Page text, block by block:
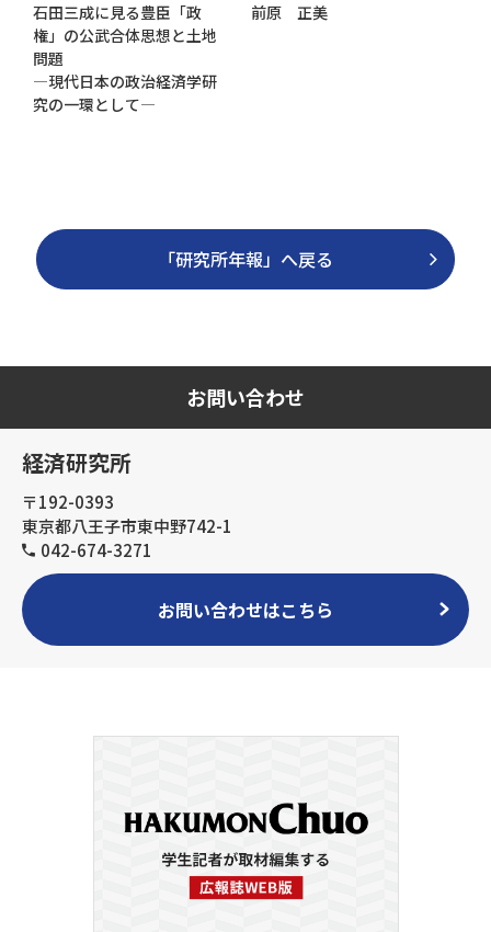
石田三成に見る豊臣「政
権」の公武合体思想と土地
問題
―現代日本の政治経済学研
究の一環として―
前原 正美
「研究所年報」へ戻る
お問い合わせ
経済研究所
〒192-0393
東京都八王子市東中野742-1
042-674-3271
お問い合わせはこちら